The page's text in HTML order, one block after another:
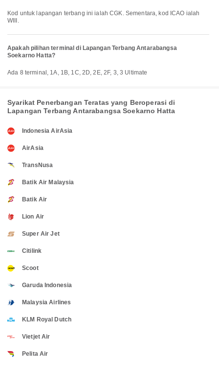
Kod untuk lapangan terbang ini ialah CGK. Sementara, kod ICAO ialah
WIII.
Apakah pilihan terminal di Lapangan Terbang Antarabangsa
Soekarno Hatta?
Ada 8 terminal, 1A, 1B, 1C, 2D, 2E, 2F, 3, 3 Ultimate
Syarikat Penerbangan Teratas yang Beroperasi di
Lapangan Terbang Antarabangsa Soekarno Hatta
Indonesia AirAsia
AirAsia
TransNusa
Batik Air Malaysia
Batik Air
Lion Air
Super Air Jet
Citilink
Scoot
Garuda Indonesia
Malaysia Airlines
KLM Royal Dutch
Vietjet Air
Pelita Air